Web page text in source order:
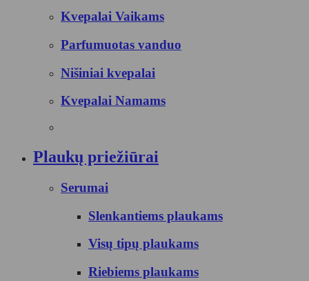
Kvepalai Vaikams
Parfumuotas vanduo
Nišiniai kvepalai
Kvepalai Namams
Plaukų priežiūrai
Serumai
Slenkantiems plaukams
Visų tipų plaukams
Riebiems plaukams